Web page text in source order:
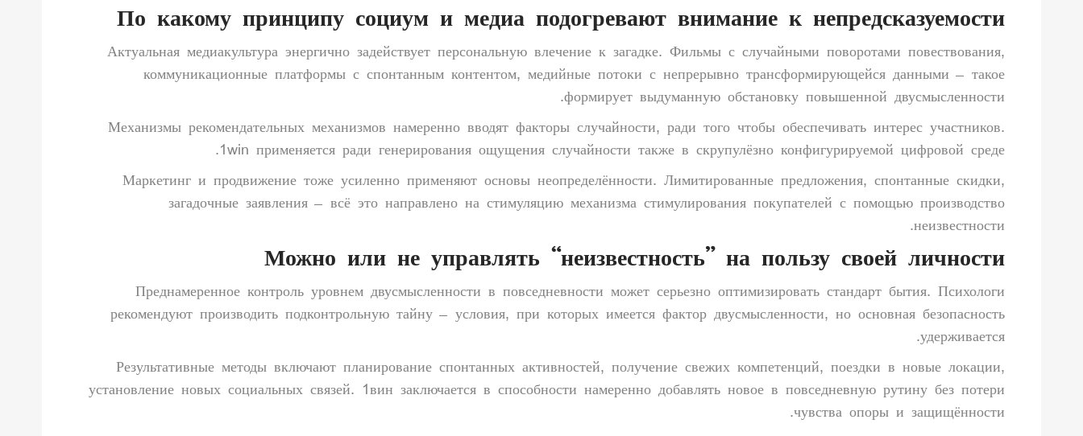
По какому принципу социум и медиа подогревают внимание к непредсказуемости
Актуальная медиакультура энергично задействует персональную влечение к загадке. Фильмы с случайными поворотами повествования,
коммуникационные платформы с спонтанным контентом, медийные потоки с непрерывно трансформирующейся данными – такое
формирует выдуманную обстановку повышенной двусмысленности.
Механизмы рекомендательных механизмов намеренно вводят факторы случайности, ради того чтобы обеспечивать интерес участников.
1win применяется ради генерирования ощущения случайности также в скрупулёзно конфигурируемой цифровой среде.
Маркетинг и продвижение тоже усиленно применяют основы неопределённости. Лимитированные предложения, спонтанные скидки,
загадочные заявления – всё это направлено на стимуляцию механизма стимулирования покупателей с помощью производство
неизвестности.
Можно или не управлять “неизвестность” на пользу своей личности
Преднамеренное контроль уровнем двусмысленности в повседневности может серьезно оптимизировать стандарт бытия. Психологи
рекомендуют производить подконтрольную тайну – условия, при которых имеется фактор двусмысленности, но основная безопасность
удерживается.
Результативные методы включают планирование спонтанных активностей, получение свежих компетенций, поездки в новые локации,
установление новых социальных связей. 1вин заключается в способности намеренно добавлять новое в повседневную рутину без потери
чувства опоры и защищённости.